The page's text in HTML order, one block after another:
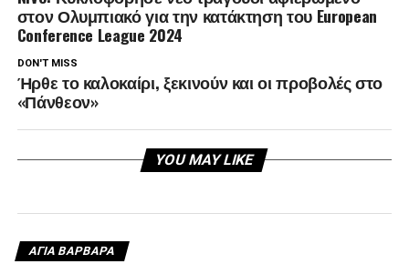
στον Ολυμπιακό για την κατάκτηση του European
Conference League 2024
DON'T MISS
Ήρθε το καλοκαίρι, ξεκινούν και οι προβολές στο
«Πάνθεον»
YOU MAY LIKE
ΑΓΙΑ ΒΑΡΒΑΡΑ